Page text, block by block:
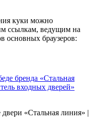
куки можно
ссылкам, ведущим на
основных браузеров:
бренда «Стальная
входных дверей»
«Стальная линия» |